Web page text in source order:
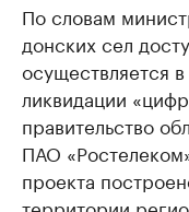
По словам
донских сел
осуществляется
ликвидации
правительство
ПАО
проекта